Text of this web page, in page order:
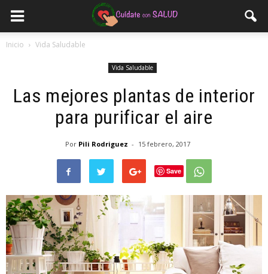
Inicio Vida Saludable
Vida Saludable
Las mejores plantas de interior
para purificar el aire
Por Pili Rodriguez - 15 febrero, 2017
Save